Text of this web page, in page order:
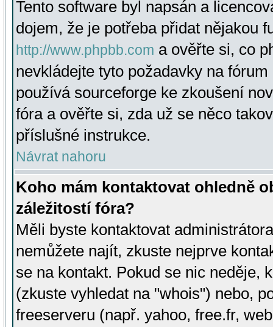
Tento software byl napsán a
dojem, že je potřeba přidat nějakou
http://www.phpbb.com a ověřte si, co
nevkládejte tyto požadavky na
používá sourceforge ke zkoušení
fóra a ověřte si, zda už se něco
příslušné instrukce.
Návrat nahoru
Koho mám kontaktovat ohledně
záležitostí fóra?
Měli byste kontaktovat
nemůžete najít, zkuste nejprve
se na kontakt. Pokud se nic neděje,
(zkuste vyhledat na "whois") nebo,
freeserveru (např. yahoo, free.fr,